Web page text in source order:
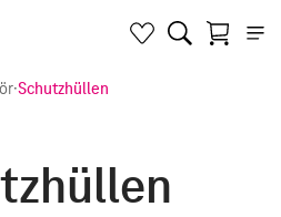
·Schutzhüllen